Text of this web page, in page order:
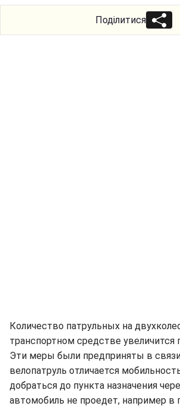
Поділитися
Количество патрульных на
транспортном средстве увеличится
Эти меры были предприняты в
велопатруль отличается
добраться до пункта назначения
автомобиль не проедет, например в